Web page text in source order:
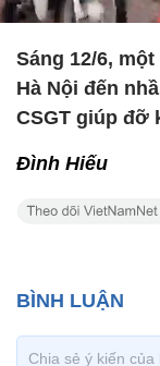
Sáng 12/6,
Hà Nội đến
CSGT giúp đỡ
Đình Hiếu